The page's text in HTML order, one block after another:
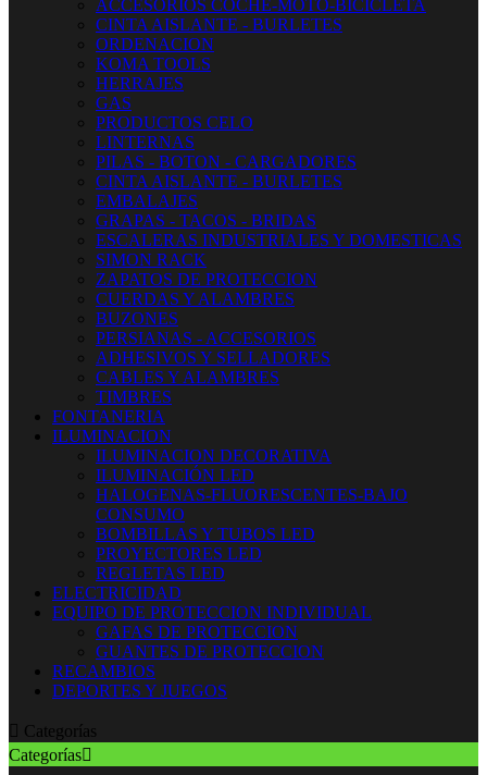
ACCESORIOS COCHE-MOTO-BICICLETA
CINTA AISLANTE - BURLETES
ORDENACION
KOMA TOOLS
HERRAJES
GAS
PRODUCTOS CELO
LINTERNAS
PILAS - BOTON - CARGADORES
CINTA AISLANTE - BURLETES
EMBALAJES
GRAPAS - TACOS - BRIDAS
ESCALERAS INDUSTRIALES Y DOMESTICAS
SIMON RACK
ZAPATOS DE PROTECCION
CUERDAS Y ALAMBRES
BUZONES
PERSIANAS - ACCESORIOS
ADHESIVOS Y SELLADORES
CABLES Y ALAMBRES
TIMBRES
FONTANERIA
ILUMINACION
ILUMINACION DECORATIVA
ILUMINACIÓN LED
HALOGENAS-FLUORESCENTES-BAJO
CONSUMO
BOMBILLAS Y TUBOS LED
PROYECTORES LED
REGLETAS LED
ELECTRICIDAD
EQUIPO DE PROTECCION INDIVIDUAL
GAFAS DE PROTECCION
GUANTES DE PROTECCION
RECAMBIOS
DEPORTES Y JUEGOS
 Categorías
Categorías